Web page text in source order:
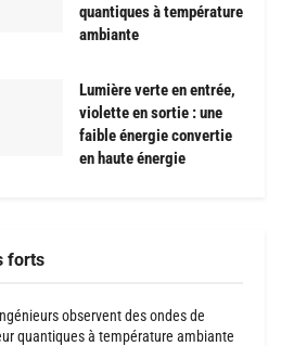
quantiques à température
ambiante
Lumière verte en entrée,
violette en sortie : une
faible énergie convertie
en haute énergie
forts
observent des ondes de
quantiques à température ambiante